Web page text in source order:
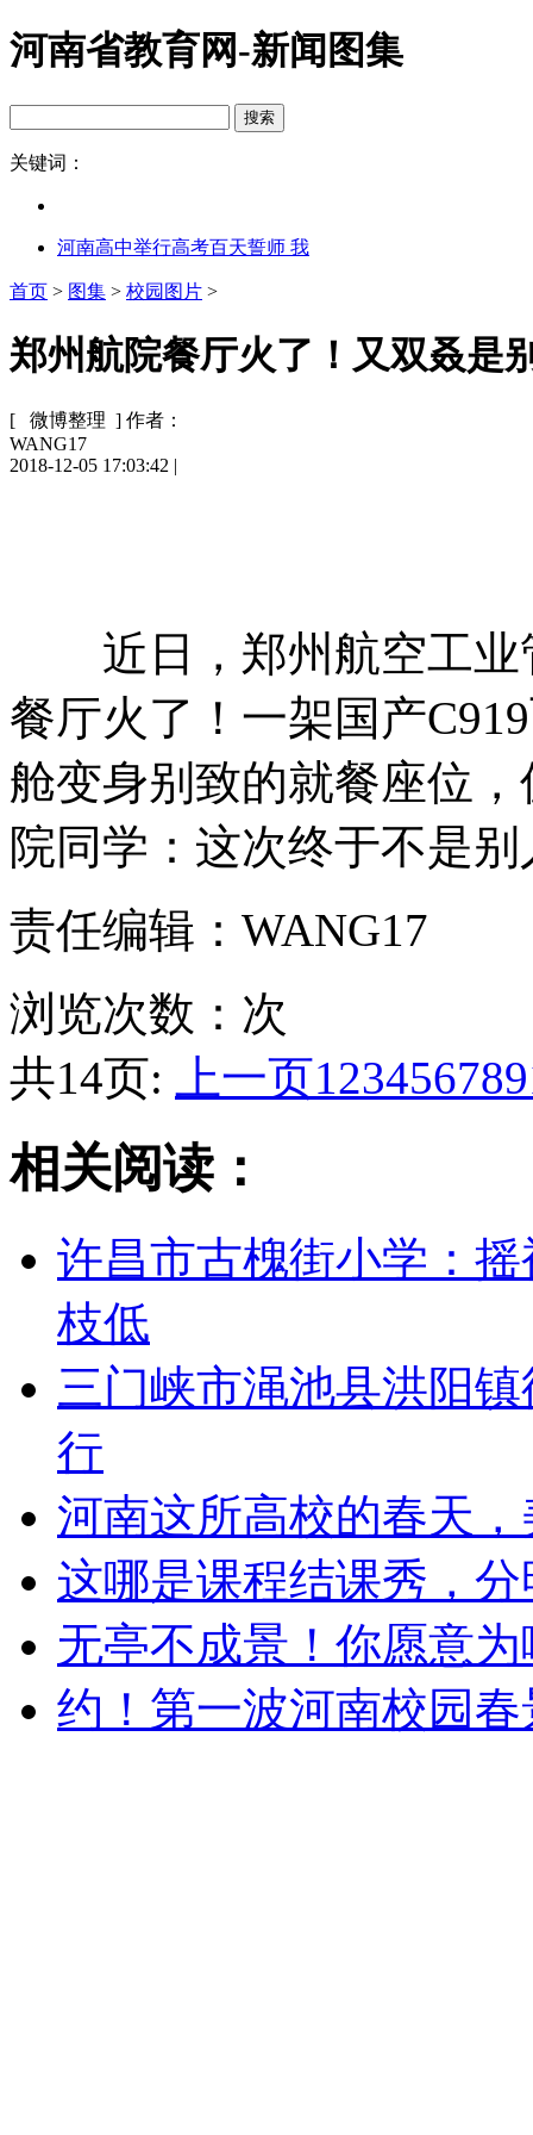
河南省教育网-新闻图集
关键词：
河南高中举行高考百天誓师 我
首页 > 图集 > 校园图片 >
郑州航院餐厅火了！又双叒是
[ 微博整理 ] 作者：
WANG17
2018-12-05 17:03:42 |
近日，郑州航空工业
餐厅火了！一架国产
舱变身别致的就餐座位
院同学：这次终于不是
责任编辑：WANG17
浏览次数： 次
共14页:
上一页123456789
相关阅读：
许昌市古槐街小学：
枝低
三门峡市渑池县洪阳
行
河南这所高校的春天
这哪是课程结课秀，
无亭不成景！你愿意
约！第一波河南校园